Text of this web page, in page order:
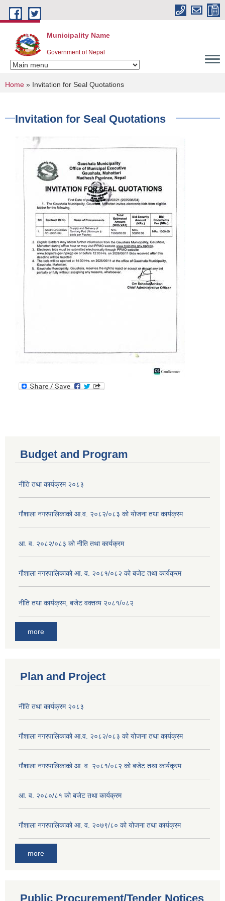
Skip to main content
Municipality Name
Government of Nepal
You are here
Home » Invitation for Seal Quotations
Invitation for Seal Quotations
Budget and Program
नीति तथा कार्यक्रम २०८३
गौशाला नगरपालिकाको आ.व. २०८२/०८३ को योजना तथा कार्यक्रम
आ. व. २०८२/०८३ को नीति तथा कार्यक्रम
गौशाला नगरपालिकाको आ. व. २०८१/०८२ को बजेट तथा कार्यक्रम
नीति तथा कार्यक्रम, बजेट वक्तव्य २०८१/०८२
more
Plan and Project
नीति तथा कार्यक्रम २०८३
गौशाला नगरपालिकाको आ.व. २०८२/०८३ को योजना तथा कार्यक्रम
गौशाला नगरपालिकाको आ. व. २०८१/०८२ को बजेट तथा कार्यक्रम
आ. व. २०८०/८१ को बजेट तथा कार्यक्रम
गौशाला नगरपालिकाको आ. व. २०७९/८० को योजना तथा कार्यक्रम
more
Public Procurement/Tender Notices